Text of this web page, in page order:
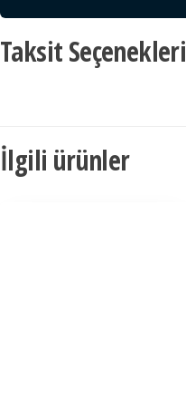
Taksit Seçenekleri
İlgili ürünler